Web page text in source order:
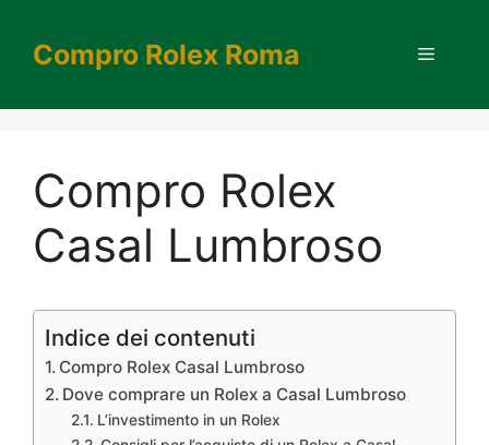
contenuto
Compro Rolex Roma Menu
Compro Rolex
Casal Lumbroso
Indice dei contenuti
Compro Rolex Casal Lumbroso
Dove comprare un Rolex a Casal Lumbroso
L’investimento in un Rolex